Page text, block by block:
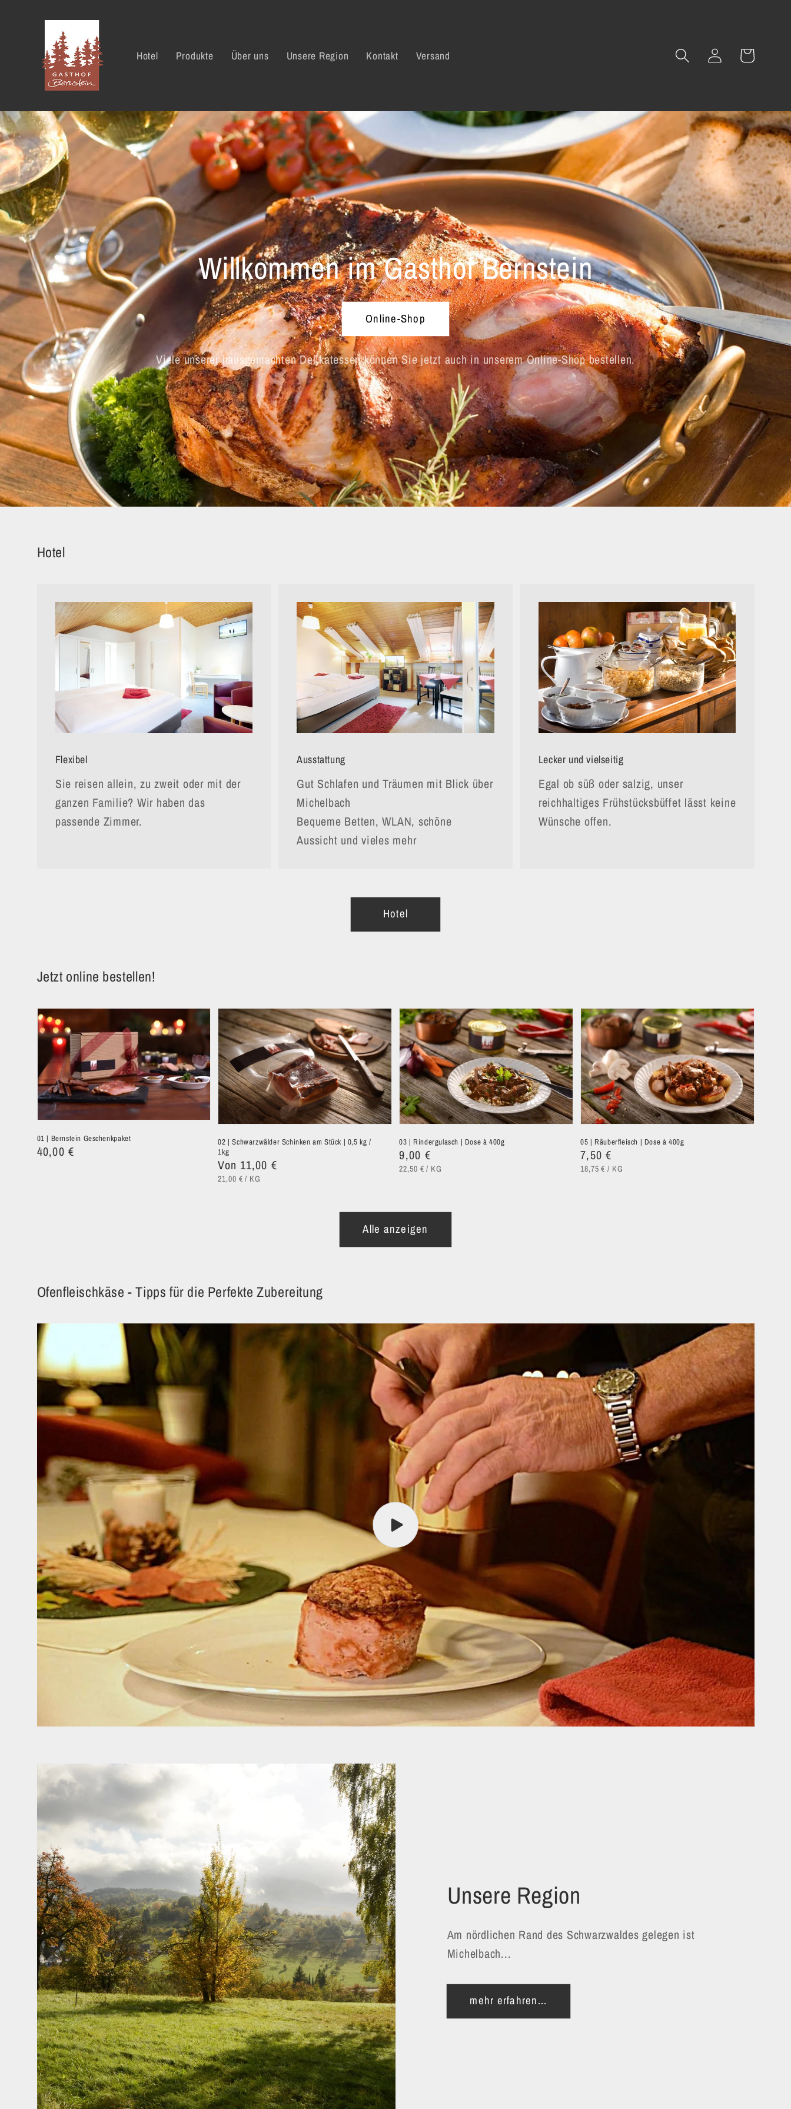
Hotel Produkte Über uns Unsere Region Kontakt Versand EinloggenWarenkorb
Willkommen im Gasthof Bernstein
Online-Shop
Viele unserer hausgemachten Delikatessen können Sie jetzt auch in unserem Online-Shop bestellen.
Hotel
Flexibel
Sie reisen allein, zu zweit oder mit der
ganzen Familie? Wir haben das
passende Zimmer.
Ausstattung
Gut Schlafen und Träumen mit Blick über
Michelbach
Bequeme Betten, WLAN, schöne
Aussicht und vieles mehr
Lecker und vielseitig
Egal ob süß oder salzig, unser
reichhaltiges Frühstücksbüffet lässt keine
Wünsche offen.
Hotel
Jetzt online bestellen!
01 | Bernstein Geschenkpaket
Normaler
40,00 €
02 | Schwarzwälder Schinken am Stück | 0,5 kg /
1kg
Normaler
Preis
Von 11,00 €
GRUNDPREIS
21,00 € / PRO
KG
03 | Rindergulasch | Dose à 400g
Normaler
Preis
9,00 €
GRUNDPREIS
22,50 € / PRO
KG
05 | Räuberfleisch | Dose à 400g
Normaler
Preis
7,50 €
GRUNDPREIS
18,75 € / PRO
KG
Alle anzeigen
Ofenfleischkäse - Tipps für die Perfekte Zubereitung
Unsere Region
Am nördlichen Rand des Schwarzwaldes gelegen ist
Michelbach...
mehr erfahren...